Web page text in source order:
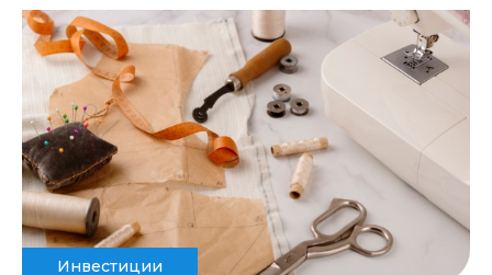
Инвестиции